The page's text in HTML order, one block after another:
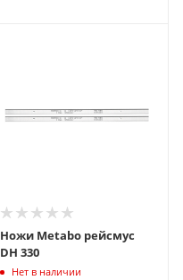
Ножи Metabo рейсмус
DH 330
Нет в наличии